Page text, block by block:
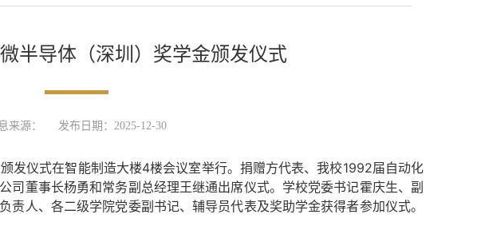
半导体（深圳）奖学金颁发仪式
来源： 发布日期：2025-12-30
发仪式在智能制造大楼4楼会议室举行。捐赠方代表、我校1992届自动化
司董事长杨勇和常务副总经理王继通出席仪式。学校党委书记霍庆生、副
人、各二级学院党委副书记、辅导员代表及奖助学金获得者参加仪式。